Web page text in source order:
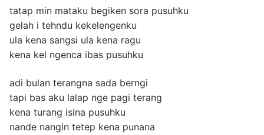
tatap min mataku begiken sora pusuhku
gelah i tehndu kekelengenku
ula kena sangsi ula kena ragu
kena kel ngenca ibas pusuhku
adi bulan terangna sada berngi
tapi bas aku lalap nge pagi terang
kena turang isina pusuhku
nande nangin tetep kena punana